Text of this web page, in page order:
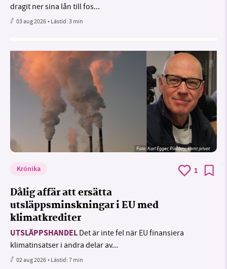
dragit ner sina lån till fos...
03 aug 2026• Lästid:3 min
Foto:Karl Egger, Pixabay, samt privat
Krönika 1
Dålig affär att ersätta
utsläppsminskningar i EU med
klimatkrediter
UTSLÄPPSHANDEL Det är inte fel när EU finansiera
klimatinsatser i andra delar av...
02 aug 2026• Lästid:7 min